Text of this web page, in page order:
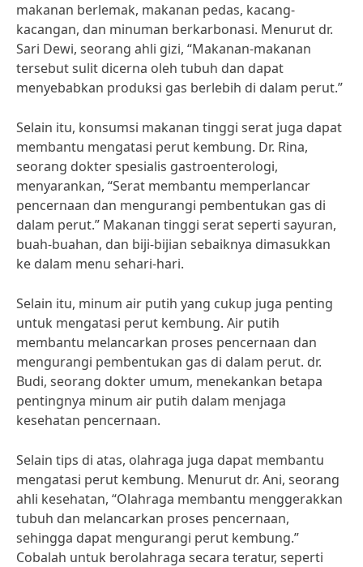
makanan berlemak, makanan pedas, kacang-
kacangan, dan minuman berkarbonasi. Menurut dr.
Sari Dewi, seorang ahli gizi, “Makanan-makanan
tersebut sulit dicerna oleh tubuh dan dapat
menyebabkan produksi gas berlebih di dalam perut.”
Selain itu, konsumsi makanan tinggi serat juga dapat
membantu mengatasi perut kembung. Dr. Rina,
seorang dokter spesialis gastroenterologi,
menyarankan, “Serat membantu memperlancar
pencernaan dan mengurangi pembentukan gas di
dalam perut.” Makanan tinggi serat seperti sayuran,
buah-buahan, dan biji-bijian sebaiknya dimasukkan
ke dalam menu sehari-hari.
Selain itu, minum air putih yang cukup juga penting
untuk mengatasi perut kembung. Air putih
membantu melancarkan proses pencernaan dan
mengurangi pembentukan gas di dalam perut. dr.
Budi, seorang dokter umum, menekankan betapa
pentingnya minum air putih dalam menjaga
kesehatan pencernaan.
Selain tips di atas, olahraga juga dapat membantu
mengatasi perut kembung. Menurut dr. Ani, seorang
ahli kesehatan, “Olahraga membantu menggerakkan
tubuh dan melancarkan proses pencernaan,
sehingga dapat mengurangi perut kembung.”
Cobalah untuk berolahraga secara teratur, seperti